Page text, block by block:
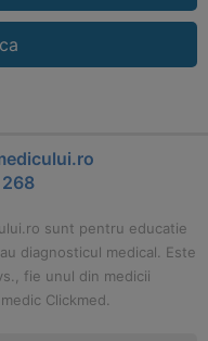
sunt pentru educatie
diagnosticul medical. Este
fie unul din medicii
Clickmed.